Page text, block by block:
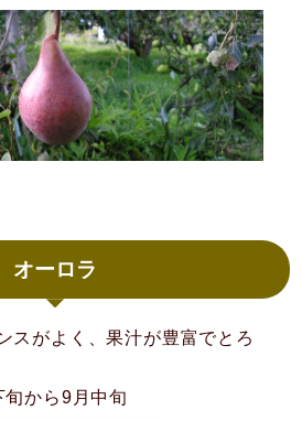
オーロラ
スがよく、果汁が豊富でとろ
から9月中旬